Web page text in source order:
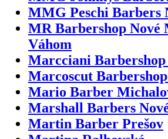
MMG Peschi Barbers
MR Barbershop Nové
Váhom
Marcciani
Marcoscut
Mario Barber
Marshall Barbers
Martin Barber Prešov